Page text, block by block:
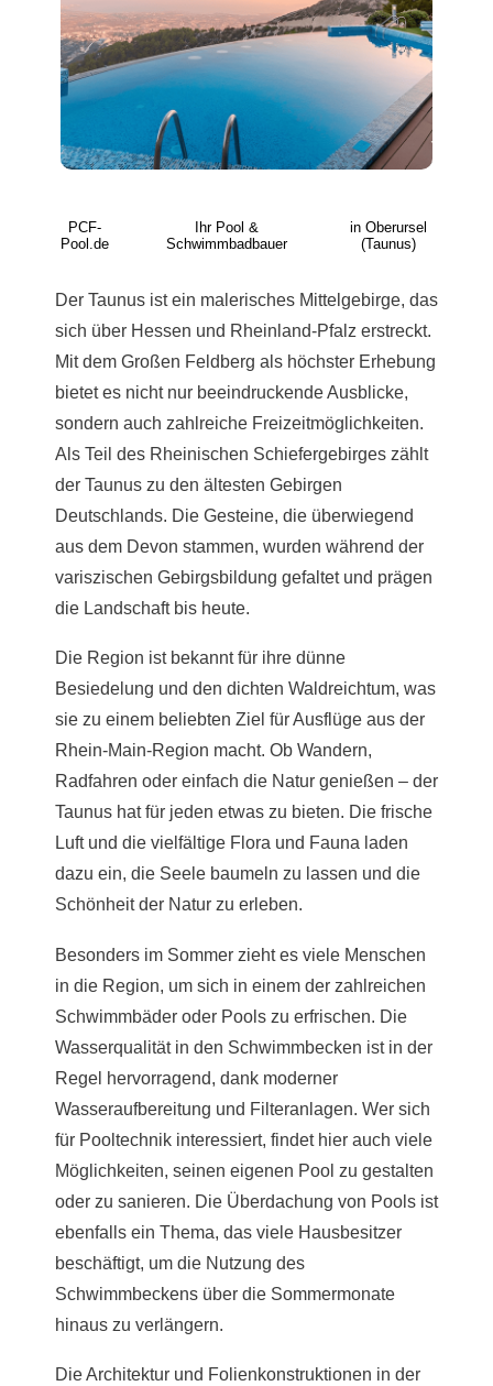
PCF-
Pool.de
Ihr Pool &
Schwimmbadbauer
in Oberursel
(Taunus)
Der Taunus ist ein malerisches Mittelgebirge, das
sich über Hessen und Rheinland-Pfalz erstreckt.
Mit dem Großen Feldberg als höchster Erhebung
bietet es nicht nur beeindruckende Ausblicke,
sondern auch zahlreiche Freizeitmöglichkeiten.
Als Teil des Rheinischen Schiefergebirges zählt
der Taunus zu den ältesten Gebirgen
Deutschlands. Die Gesteine, die überwiegend
aus dem Devon stammen, wurden während der
variszischen Gebirgsbildung gefaltet und prägen
die Landschaft bis heute.
Die Region ist bekannt für ihre dünne
Besiedelung und den dichten Waldreichtum, was
sie zu einem beliebten Ziel für Ausflüge aus der
Rhein-Main-Region macht. Ob Wandern,
Radfahren oder einfach die Natur genießen – der
Taunus hat für jeden etwas zu bieten. Die frische
Luft und die vielfältige Flora und Fauna laden
dazu ein, die Seele baumeln zu lassen und die
Schönheit der Natur zu erleben.
Besonders im Sommer zieht es viele Menschen
in die Region, um sich in einem der zahlreichen
Schwimmbäder oder Pools zu erfrischen. Die
Wasserqualität in den Schwimmbecken ist in der
Regel hervorragend, dank moderner
Wasseraufbereitung und Filteranlagen. Wer sich
für Pooltechnik interessiert, findet hier auch viele
Möglichkeiten, seinen eigenen Pool zu gestalten
oder zu sanieren. Die Überdachung von Pools ist
ebenfalls ein Thema, das viele Hausbesitzer
beschäftigt, um die Nutzung des
Schwimmbeckens über die Sommermonate
hinaus zu verlängern.
Die Architektur und Folienkonstruktionen in der